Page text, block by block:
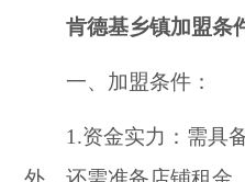
肯德基乡镇加盟条
一、加盟条件：
1.资金实力：需具备